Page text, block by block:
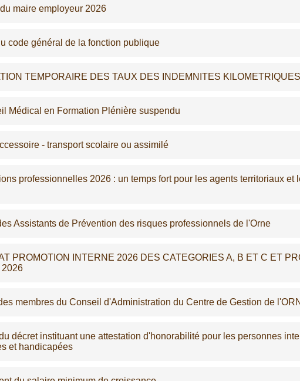
maire employeur 2026
code général de la fonction publique
TEMPORAIRE DES TAUX DES INDEMNITES KILOMETRIQUES
Médical en Formation Plénière suspendu
- transport scolaire ou assimilé
professionnelles 2026 : un temps fort pour les agents territoriaux et
Assistants de Prévention des risques professionnels de l'Orne
PROMOTION INTERNE 2026 DES CATEGORIES A, B ET C ET
2026
membres du Conseil d'Administration du Centre de Gestion de
décret instituant une attestation d'honorabilité pour les personnes
et handicapées